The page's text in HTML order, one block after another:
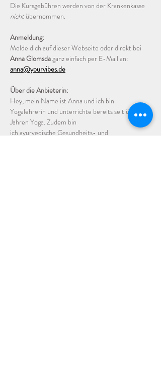
Die Kursgebühren werden von der Krankenkasse
nicht übernommen.
Anmeldung:
Melde dich auf dieser Webseite oder direkt bei
Anna Glomsda ganz einfach per E-Mail an:
anna@yourvibes.de
Über die Anbieterin:
Hey, mein Name ist Anna und ich bin
Yogalehrerin und unterrichte bereits seit über 6
Jahren Yoga. Zudem bin
ich ayurvedische Gesundheits- und